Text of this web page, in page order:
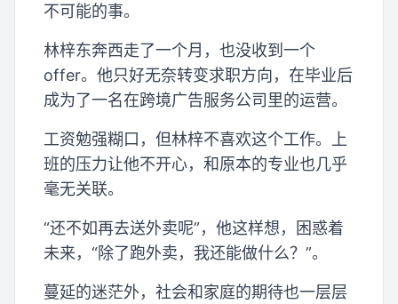
不可能的事。
林梓东奔西走了一个月，也没收到一个
offer。他只好无奈转变求职方向，在毕业后
成为了一名在跨境广告服务公司里的运营。
工资勉强糊口，但林梓不喜欢这个工作。上
班的压力让他不开心，和原本的专业也几乎
毫无关联。
“还不如再去送外卖呢”，他这样想，困惑着
未来，“除了跑外卖，我还能做什么？”。
蔓延的迷茫外，社会和家庭的期待也一层层